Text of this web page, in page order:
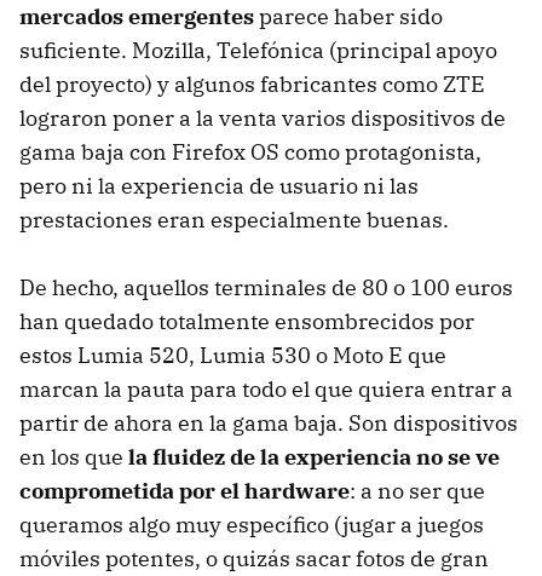
mercados emergentesparece haber sido
suficiente. Mozilla, Telefónica (principal apoyo
del proyecto) y algunos fabricantes como ZTE
lograron poner a la venta varios dispositivos de
gama baja con Firefox OS como protagonista,
pero ni la experiencia de usuario ni las
prestaciones eran especialmente buenas.
De hecho, aquellos terminales de 80 o 100 euros
han quedado totalmente ensombrecidos por
estos Lumia 520, Lumia 530 o Moto E que
marcan la pauta para todo el que quiera entrar a
partir de ahora en la gama baja. Son dispositivos
en los que la fluidez de la experiencia no se ve
comprometida por el hardware: a no ser que
queramos algo muy específico (jugar a juegos
móviles potentes, o quizás sacar fotos de gran